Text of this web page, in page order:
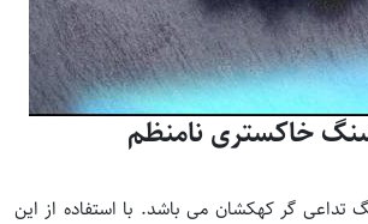
خاکستری نامنظم
تداعی گر کهکشان می باشد. با استفاده از این